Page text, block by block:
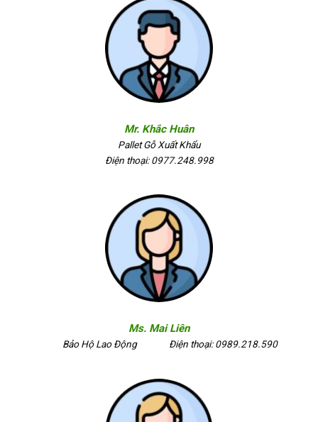
Mr. Khắc Huân
Pallet Gỗ Xuất Khẩu
Điện thoại: 0977.248.998
Ms. Mai Liên
Bảo Hộ Lao Động Điện thoại: 0989.218.590